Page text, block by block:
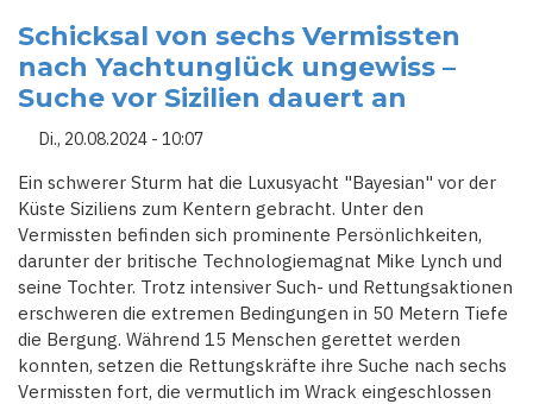
DER
DRAMATISCHE
UNTERGANG
DER
BAYESIAN
UND
DER
MYSTERIÖSE
VON
MIKE
LYNCHS
MITANGEKLAGTEM
Schicksal von sechs Vermissten
nach Yachtunglück ungewiss –
Suche vor Sizilien dauert an
Di., 20.08.2024 - 10:07
Ein schwerer Sturm hat die Luxusyacht "Bayesian" vor der
Küste Siziliens zum Kentern gebracht. Unter den
Vermissten befinden sich prominente Persönlichkeiten,
darunter der britische Technologiemagnat Mike Lynch und
seine Tochter. Trotz intensiver Such- und Rettungsaktionen
erschweren die extremen Bedingungen in 50 Metern Tiefe
die Bergung. Während 15 Menschen gerettet werden
konnten, setzen die Rettungskräfte ihre Suche nach sechs
Vermissten fort, die vermutlich im Wrack eingeschlossen